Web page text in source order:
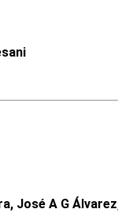
José A G